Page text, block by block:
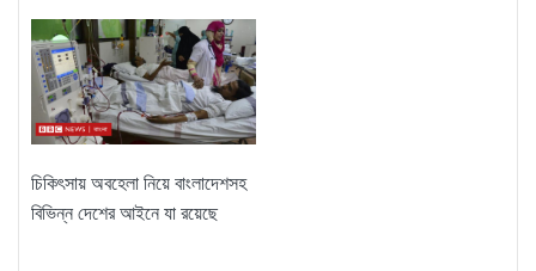
চিকিৎসায় অবহেলা নিয়ে বাংলাদেশসহ
বিভিন্ন দেশের আইনে যা রয়েছে